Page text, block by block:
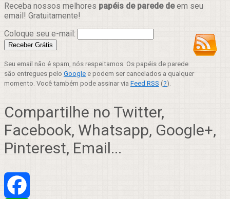
Receba nossos melhores papéis de parede deem seu
email! Gratuitamente!
Coloque seu e-mail:
Seu email não é spam, nós respeitamos. Os papéis de parede
são entregues pelo Google e podem ser cancelados a qualquer
momento. Você também pode assinar via Feed RSS (?).
Compartilhe no Twitter,
Facebook, Whatsapp, Google+,
Pinterest, Email...